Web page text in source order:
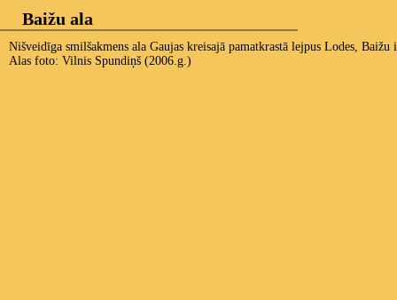
Baižu ala
Nišveidīga smilšakmens ala Gaujas kreisajā pamatkrastā lejpus Lodes,
Alas foto: Vilnis Spundiņš (2006.g.)